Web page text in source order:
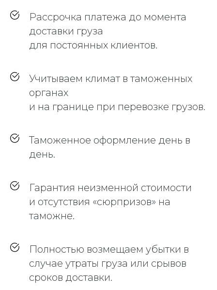
Рассрочка платежа до момента
доставки груза
для постоянных клиентов.
Учитываем климат в таможенных
органах
и на границе при перевозке грузов.
Таможенное оформление день в
день.
Гарантия неизменной стоимости
и отсутствия «сюрпризов» на
таможне.
Полностью возмещаем убытки в
случае утраты груза или срывов
сроков доставки.